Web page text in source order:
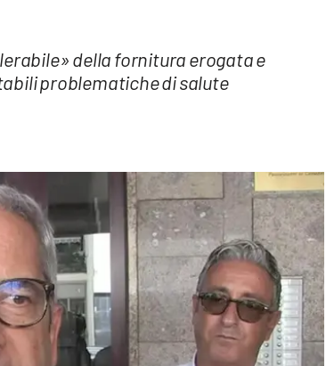
della fornitura erogata e
problematiche di salute